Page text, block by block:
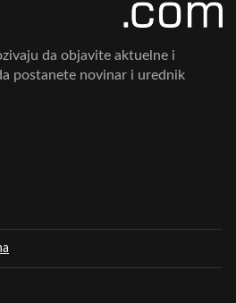
da objavite aktuelne i
postanete novinar i urednik